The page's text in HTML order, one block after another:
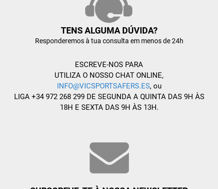
TENS ALGUMA DÚVIDA?
Responderemos à tua consulta em menos de 24h
ESCREVE-NOS PARA
UTILIZA O NOSSO CHAT ONLINE,
INFO@VICSPORTSAFERS.ES, ou
LIGA +34 972 268 299 DE SEGUNDA A QUINTA DAS 9H ÀS
18H E SEXTA DAS 9H ÀS 13H.